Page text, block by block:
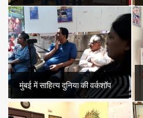
मुंबई में साहित्य दुनिया की वर्कशॉप